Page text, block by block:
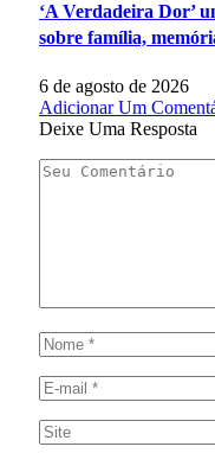
‘A Verdadeira Dor’
sobre família,
6 de agosto de 2026
Adicionar Um
Deixe Uma Resposta